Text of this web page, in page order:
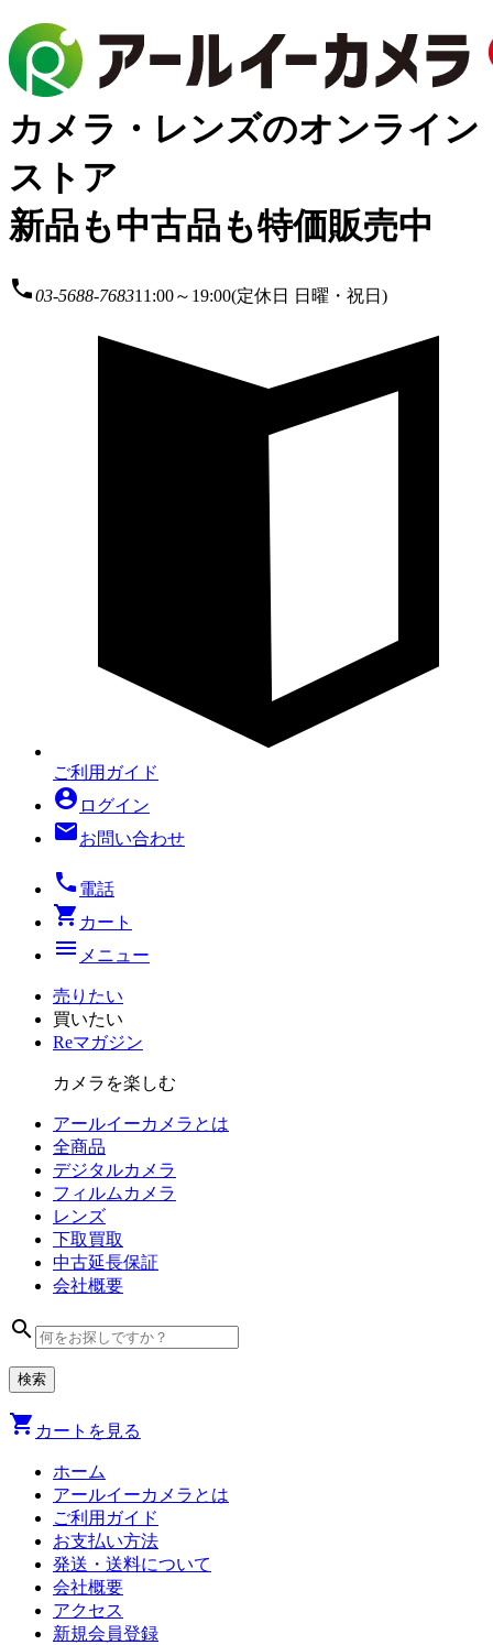
カメラ・レンズのオンライン
ストア
新品も中古品も特価販売中
local_phone03-5688-768311:00～19:00(定休日 日曜・祝日)
ご利用ガイド
account_circle ログイン
mailお問い合わせ
local_phone 電話
shopping_cart カート
menu メニュー
売りたい
買いたい
Reマガジン
カメラを楽しむ
アールイーカメラとは
全商品
デジタルカメラ
フィルム カメラ
レンズ
下取買取
中古延長保証
会社概要
search
shopping_cart カートを見る
ホーム
アールイーカメラとは
ご利用ガイド
お支払い方法
発送・送料について
会社概要
アクセス
新規会員登録